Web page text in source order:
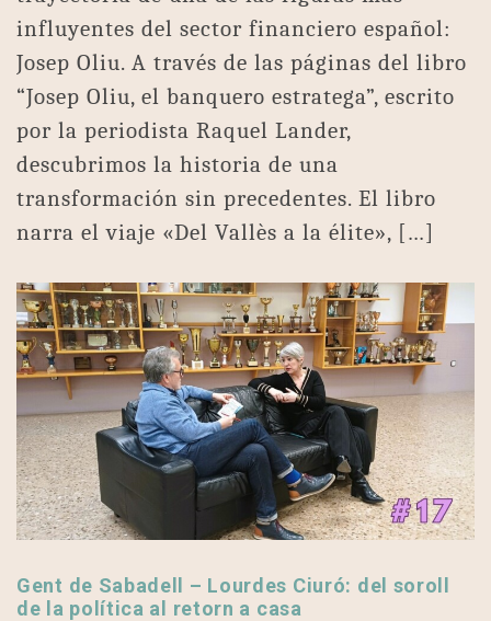
influyentes del sector financiero español:
Josep Oliu. A través de las páginas del libro
“Josep Oliu, el banquero estratega”, escrito
por la periodista Raquel Lander,
descubrimos la historia de una
transformación sin precedentes. El libro
narra el viaje «Del Vallès a la élite», […]
Gent de Sabadell – Lourdes Ciuró: del soroll
de la política al retorn a casa